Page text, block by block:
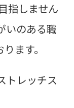
指しません
いのある職
ます。
トレッチス